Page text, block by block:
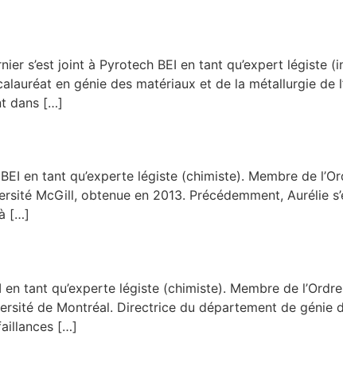
s’est joint à Pyrotech BEI en tant qu’expert légiste
en génie des matériaux et de la métallurgie de
dans […]
en tant qu’experte légiste (chimiste). Membre de
McGill, obtenue en 2013. Précédemment, Aurélie
[…]
tant qu’experte légiste (chimiste). Membre de
de Montréal. Directrice du département de génie
[…]